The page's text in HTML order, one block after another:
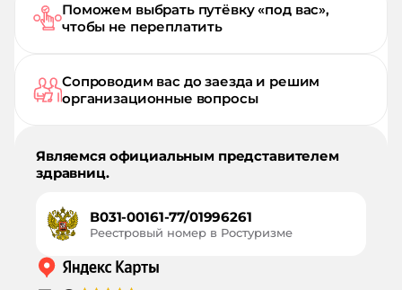
Поможем выбрать путёвку «под вас»,
чтобы не переплатить
Сопроводим вас до заезда и решим
организационные вопросы
Являемся официальным представителем
здравниц.
В031-00161-77/01996261
Реестровый номер в Ростуризме